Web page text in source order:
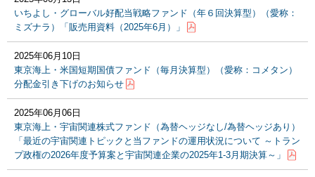
いちよし・グローバル好配当戦略ファンド（年６回決算型）（愛称：
ミズナラ）「販売用資料（2025年6月）」
2025年06月10日
東京海上・米国短期国債ファンド（毎月決算型）（愛称：コメタン）
分配金引き下げのお知らせ
2025年06月06日
東京海上・宇宙関連株式ファンド（為替ヘッジなし/為替ヘッジあり）
「最近の宇宙関連トピックと当ファンドの運用状況について ～トラン
プ政権の2026年度予算案と宇宙関連企業の2025年1-3月期決算～」